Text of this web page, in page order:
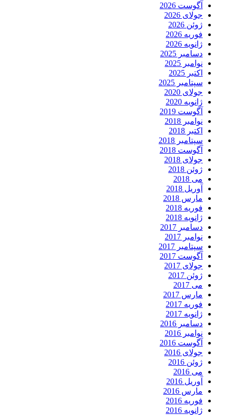
آگوست 2026
جولای 2026
ژوئن 2026
فوریه 2026
ژانویه 2026
دسامبر 2025
نوامبر 2025
اکتبر 2025
سپتامبر 2025
جولای 2020
ژانویه 2020
آگوست 2019
نوامبر 2018
اکتبر 2018
سپتامبر 2018
آگوست 2018
جولای 2018
ژوئن 2018
می 2018
آوریل 2018
مارس 2018
فوریه 2018
ژانویه 2018
دسامبر 2017
نوامبر 2017
سپتامبر 2017
آگوست 2017
جولای 2017
ژوئن 2017
می 2017
مارس 2017
فوریه 2017
ژانویه 2017
دسامبر 2016
نوامبر 2016
آگوست 2016
جولای 2016
ژوئن 2016
می 2016
آوریل 2016
مارس 2016
فوریه 2016
ژانویه 2016